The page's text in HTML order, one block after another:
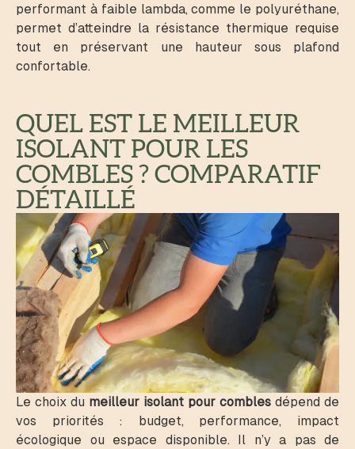
performant à faible lambda, comme le polyuréthane,
permet d’atteindre la résistance thermique requise
tout en préservant une hauteur sous plafond
confortable.
QUEL EST LE MEILLEUR
ISOLANT POUR LES
COMBLES ? COMPARATIF
DÉTAILLÉ
Le choix du meilleur isolant pour combles dépend de
vos priorités : budget, performance, impact
écologique ou espace disponible. Il n’y a pas de